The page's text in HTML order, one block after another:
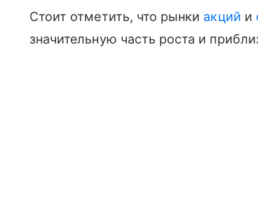
Стоит отметить, что рынки акций и
значительную часть роста и